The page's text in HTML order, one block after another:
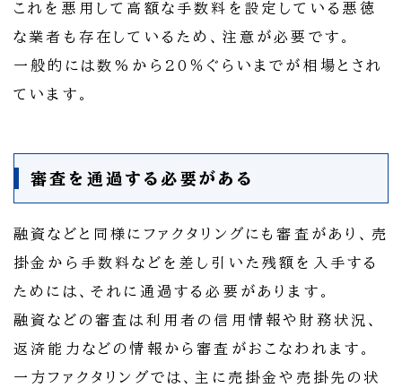
これを悪用して高額な手数料を設定している悪徳
な業者も存在しているため、注意が必要です。
一般的には数%から20％ぐらいまでが相場とされ
ています。
審査を通過する必要がある
融資などと同様にファクタリングにも審査があり、売
掛金から手数料などを差し引いた残額を入手する
ためには、それに通過する必要があります。
融資などの審査は利用者の信用情報や財務状況、
返済能力などの情報から審査がおこなわれます。
一方ファクタリングでは、主に売掛金や売掛先の状